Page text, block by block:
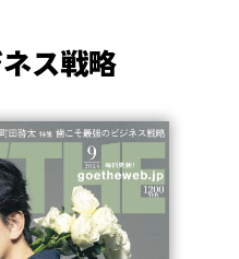
ス戦略